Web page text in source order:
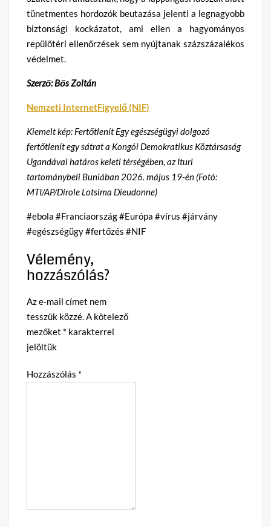
tünetmentes hordozók beutazása jelenti a legnagyobb
biztonsági kockázatot, ami ellen a hagyományos
repülőtéri ellenőrzések sem nyújtanak százszázalékos
védelmet.
Szerző: Bős Zoltán
Nemzeti InternetFigyelő (NIF)
Kiemelt kép: Fertőtlenít Egy egészségügyi dolgozó
fertőtlenít egy sátrat a Kongói Demokratikus Köztársaság
Ugandával határos keleti térségében, az Ituri
tartománybeli Buniában 2026. május 19-én (Fotó:
MTI/AP/Dirole Lotsima Dieudonne)
#ebola #Franciaország #Európa #vírus #járvány
#egészségügy #fertőzés #NIF
Vélemény,
hozzászólás?
Az e-mail címet nem
tesszük közzé.A kötelező
mezőket * karakterrel
jelöltük
Hozzászólás *